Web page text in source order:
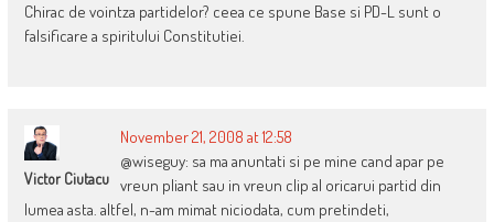
Chirac de vointza partidelor? ceea ce spune Base si PD-L sunt o
falsificare a spiritului Constitutiei.
Victor Ciutacu
November 21, 2008 at 12:58
@wiseguy: sa ma anuntati si pe mine cand apar pe
vreun pliant sau in vreun clip al oricarui partid din
lumea asta. altfel, n-am mimat niciodata, cum pretindeti,